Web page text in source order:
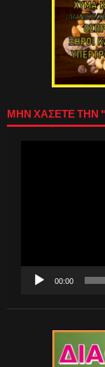
ΜΗΝ ΧΑΣΕΤΕ ΤΗΝ
00:00